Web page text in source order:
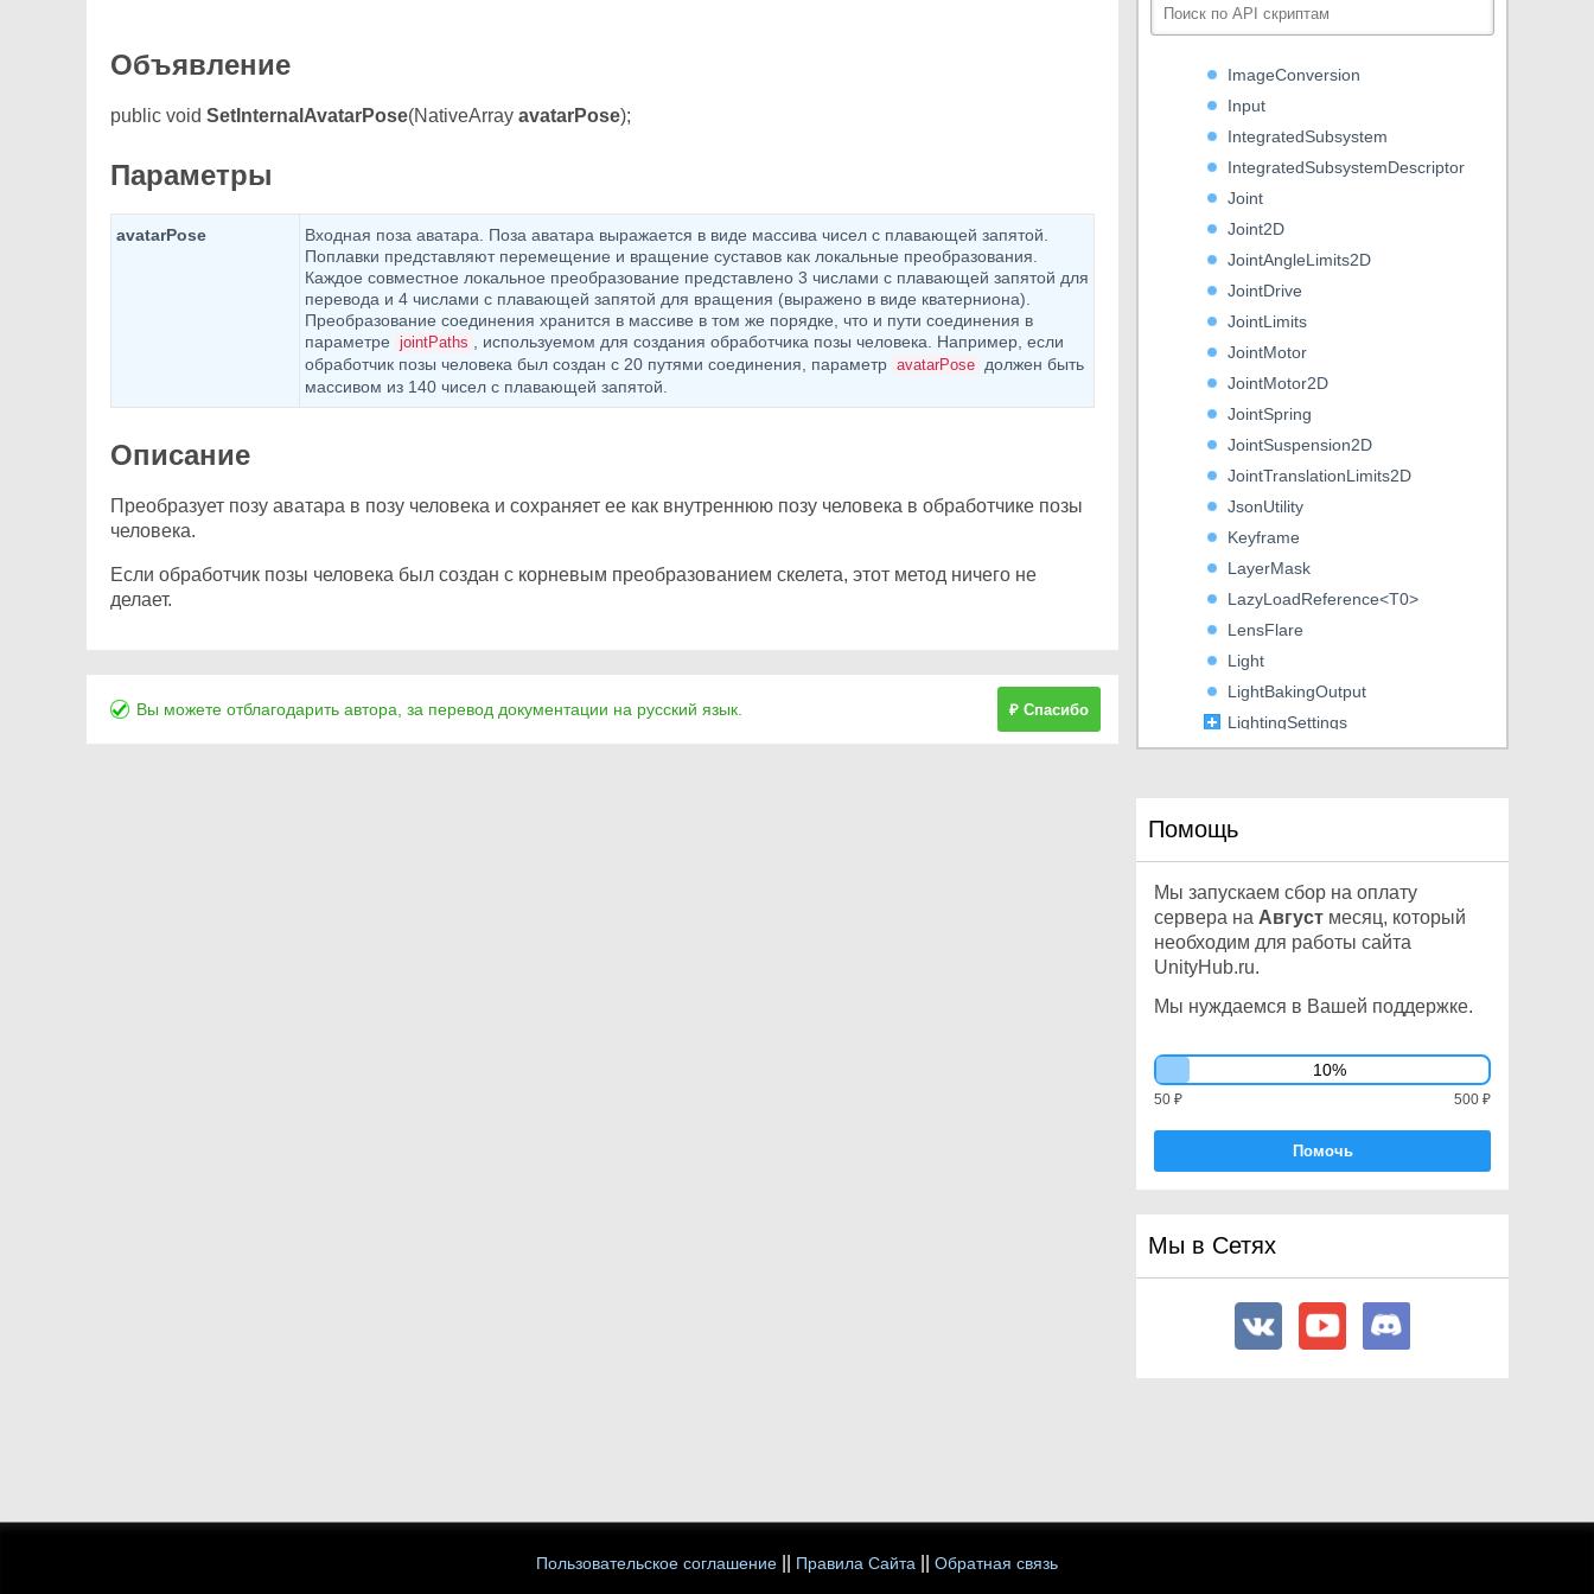
Объявление
public void SetInternalAvatarPose(NativeArray avatarPose);
Параметры
avatarPose
Входная поза аватара. Поза аватара выражается в виде массива чисел с плавающей запятой.
Поплавки представляют перемещение и вращение суставов как локальные преобразования.
Каждое совместное локальное преобразование представлено 3 числами с плавающей запятой для
перевода и 4 числами с плавающей запятой для вращения (выражено в виде кватерниона).
Преобразование соединения хранится в массиве в том же порядке, что и пути соединения в
параметре
jointPaths
, используемом для создания обработчика позы человека. Например, если
обработчик позы человека был создан с 20 путями соединения, параметр avatarPose
должен быть
массивом из 140 чисел с плавающей запятой.
Описание
Преобразует позу аватара в позу человека и сохраняет ее как внутреннюю позу человека в обработчике позы
человека.
Если обработчик позы человека был создан с корневым преобразованием скелета, этот метод ничего не
делает.
Вы можете отблагодарить автора, за перевод документации на русский язык. ₽ Спасибо
HumanPoseHandler
ImageConversion
Input
IntegratedSubsystem
IntegratedSubsystemDescriptor
Joint
Joint2D
JointAngleLimits2D
JointDrive
JointLimits
JointMotor
JointMotor2D
JointSpring
JointSuspension2D
JointTranslationLimits2D
JsonUtility
Keyframe
LayerMask
LazyLoadReference<T0>
LensFlare
Light
LightBakingOutput
LightingSettings
LightmapData
LineRenderer
LineUtility
LocalizationAsset
LocationInfo
LOD
MasterServer
MaterialPropertyBlock
Mathf
Matrix4x4
Mesh
Motion
Помощь
Мы запускаем сбор на оплату
сервера на Август месяц, который
необходим для работы сайта
UnityHub.ru.
Мы нуждаемся в Вашей поддержке.
10%
500 ₽
50 ₽
Помочь
Мы в Сетях
Пользовательское соглашение Правила Сайта Обратная связь